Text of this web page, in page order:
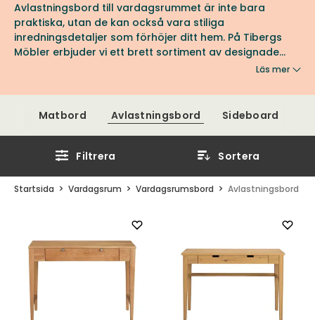
Avlastningsbord till vardagsrummet är inte bara
praktiska, utan de kan också vara stiliga
inredningsdetaljer som förhöjer ditt hem. På Tibergs
Möbler erbjuder vi ett brett sortiment av designade
avlastningsbord som kombinerar funktionalitet och
dekorativa föremål eller för att ha en praktisk yta nära
till hands, har vi något för dig.
Läs mer
Matbord Avlastningsbord Sideboard
Filtrera Sortera
Startsida Vardagsrum Vardagsrumsbord Avlastningsbord